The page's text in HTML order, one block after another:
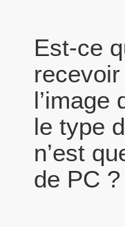
Est-ce
l’image
le type
n’est
de PC ?